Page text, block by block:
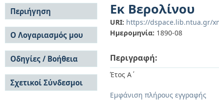
Εκ Βερολίνου
URI: https://dspace.lib.ntua.gr/
Ημερομηνία: 1890-08
Περιγραφή:
Έτος Α΄
Εμφάνιση πλήρους εγγραφής
Περιήγηση
Σε όλο το DSpace
Κοινότητες & Συλλογές
Ανά Ημερομηνία
Έκδοσης
Συγγραφείς
Τίτλοι
Θέματα
Ο Λογαριασμός μου
Σύνδεση
Εγγραφή
Οδηγίες / Βοήθεια
Οδηγίες Υποβολής
Οδηγίες Χρήσης ΙΑ
Συχνές Ερωτήσεις
Σχετικοί Σύνδεσμοι